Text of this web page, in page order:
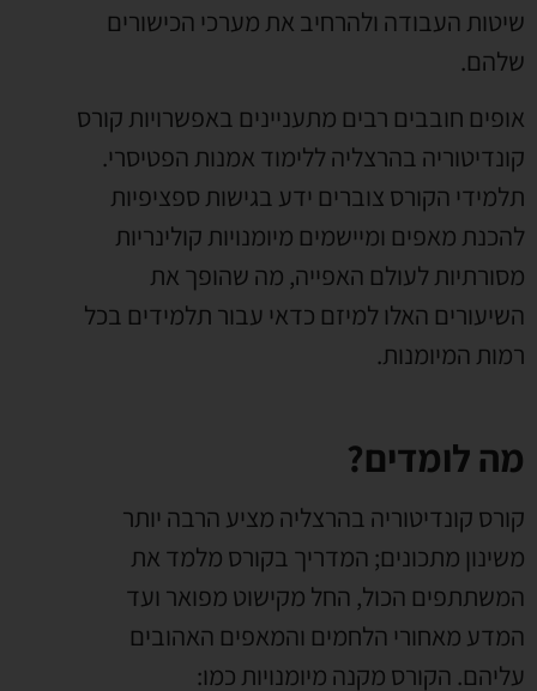
שיטות העבודה ולהרחיב את מערכי הכישורים
שלהם.
אופים חובבים רבים מתעניינים באפשרויות קורס
קונדיטוריה בהרצליה ללימוד אמנות הפטיסרי.
תלמידי הקורס צוברים ידע בגישות ספציפיות
להכנת מאפים ומיישמים מיומנויות קולינריות
מסורתיות לעולם האפייה, מה שהופך את
השיעורים האלו למיזם כדאי עבור תלמידים בכל
רמות המיומנות.
מה לומדים?
קורס קונדיטוריה בהרצליה מציע הרבה יותר
משינון מתכונים; המדריך בקורס מלמד את
המשתתפים הכול, החל מקישוט מפואר ועד
המדע מאחורי הלחמים והמאפים האהובים
עליהם. הקורס מקנה מיומנויות כמו: